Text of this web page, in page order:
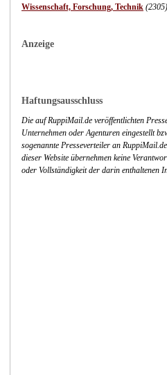
Wissenschaft, Forschung, Technik (2305)
Anzeige
Haftungsausschluss
Die auf RuppiMail.de veröffentlichten
Unternehmen oder Agenturen eingestellt
sogenannte Presseverteiler an
dieser Website übernehmen keine
oder Vollständigkeit der darin enthaltenen